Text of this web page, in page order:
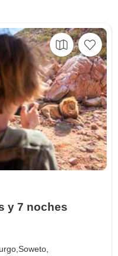
y 7 noches
Soweto,